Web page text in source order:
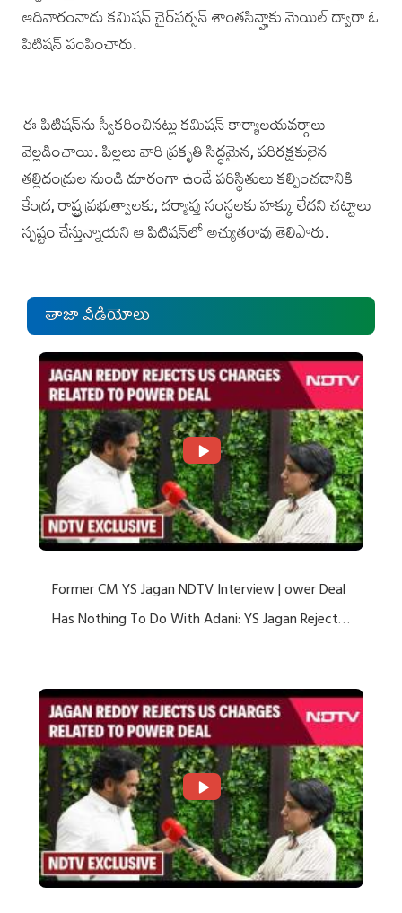
ఆదివారంనాడు కమిషన్ చై‌ర్‌పర్సన్ శాంతసిన్హాకు మెయి‌ల్ ద్వారా‌ ఓ
పిటిషన్‌ పంపించారు.
ఈ పిటిషన్‌ను స్వీకరించినట్లు కమిషన్ కార్యాలయవర్గాలు
వెల్లడించాయి. పిల్లలు వారి ప్రకృతి సిద్ధమైన, పరిరక్షకులైన
తల్లిదండ్రుల నుండి దూరంగా ఉండే పరిస్థితులు కల్పించడానికి
కేంద్ర, రాష్ట్ర ప్రభుత్వాలకు, దర్యాప్తు సంస్థలకు హక్కు లేదని చట్టాలు
స్పష్టం చేస్తున్నాయని ఆ పిటిష‌న్‌లో అచ్యుతరావు తెలిపారు.
తాజా వీడియోలు
Former CM YS Jagan NDTV Interview | ower Deal
Has Nothing To Do With Adani: YS Jagan Rejects